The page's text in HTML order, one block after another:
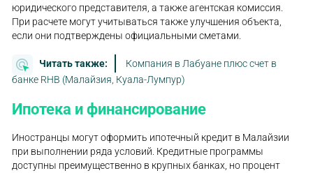
юридического представителя, а также агентская комиссия.
При расчете могут учитываться также улучшения объекта,
если они подтверждены официальными сметами.
Читать также:
Компания в Лабуане плюс счет в
банке RHB (Малайзия, Куала-Лумпур)
Ипотека и финансирование
Иностранцы могут оформить ипотечный кредит в Малайзии
при выполнении ряда условий. Кредитные программы
доступны преимущественно в крупных банках, но процент